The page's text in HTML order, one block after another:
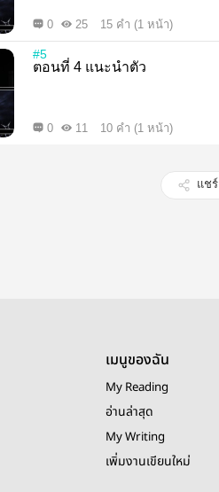
0 25 15 คำ (1 หน้า)
#5
ตอนที่ 4 แนะนำตัว
0 11 10 คำ (1 หน้า)
แชร์
เมนูของฉัน
My Reading
อ่านล่าสุด
My Writing
เพิ่มงานเขียนใหม่